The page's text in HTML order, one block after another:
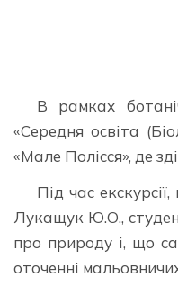
В рамках
«Середня освіта
«Мале Полісся», де
Під час
Лукащук Ю.О.,
про природу і, що
оточенні